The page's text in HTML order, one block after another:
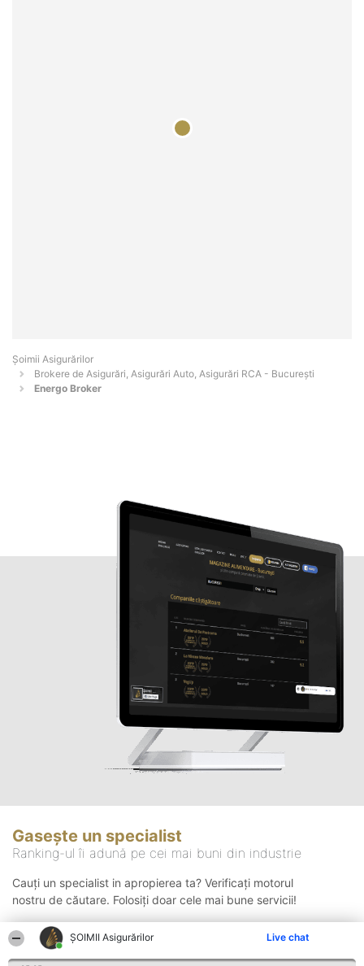
ȘOIMII Asigurărilor Live chat
Șoimii Asigurărilor
Brokere de Asigurări, Asigurări Auto, Asigurări RCA - Bucureşti
Energo Broker
Gasește un specialist
Ranking-ul îi adună pe cei mai buni din industrie
Cauți un specialist in apropierea ta? Verificați motorul
nostru de căutare. Folosiți doar cele mai bune servicii!